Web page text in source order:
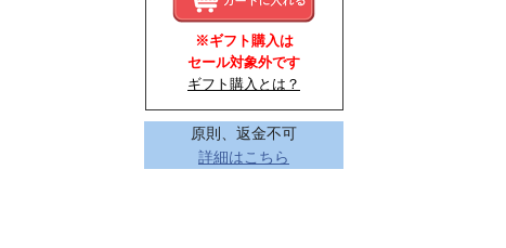
※ギフト購入は
セール対象外です
ギフト購入とは？
原則、返金不可
詳細はこちら